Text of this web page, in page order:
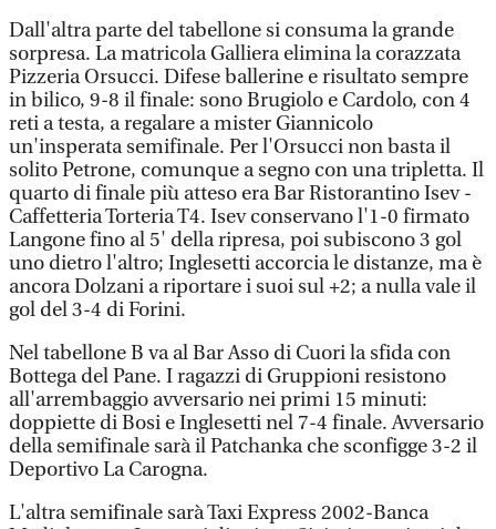
Dall'altra parte del tabellone si consuma la grande
sorpresa. La matricola Galliera elimina la corazzata
Pizzeria Orsucci. Difese ballerine e risultato sempre
in bilico, 9-8 il finale: sono Brugiolo e Cardolo, con 4
reti a testa, a regalare a mister Giannicolo
un'insperata semifinale. Per l'Orsucci non basta il
solito Petrone, comunque a segno con una tripletta. Il
quarto di finale più atteso era Bar Ristorantino Isev -
Caffetteria Torteria T4. Isev conservano l'1-0 firmato
Langone fino al 5' della ripresa, poi subiscono 3 gol
uno dietro l'altro; Inglesetti accorcia le distanze, ma è
ancora Dolzani a riportare i suoi sul +2; a nulla vale il
gol del 3-4 di Forini.
Nel tabellone B va al Bar Asso di Cuori la sfida con
Bottega del Pane. I ragazzi di Gruppioni resistono
all'arrembaggio avversario nei primi 15 minuti:
doppiette di Bosi e Inglesetti nel 7-4 finale. Avversario
della semifinale sarà il Patchanka che sconfigge 3-2 il
Deportivo La Carogna.
L'altra semifinale sarà Taxi Express 2002-Banca